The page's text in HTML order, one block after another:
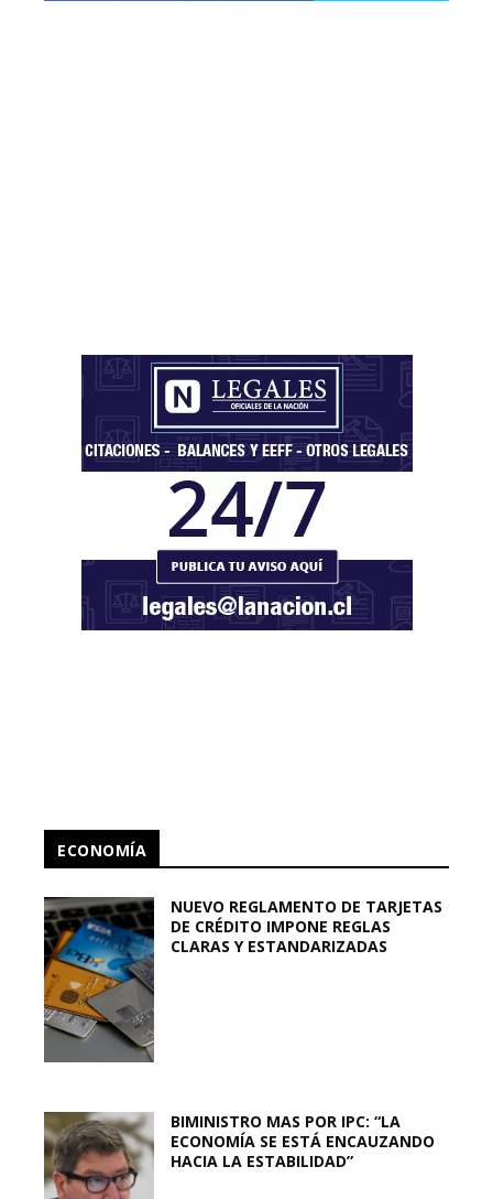
ECONOMÍA
NUEVO REGLAMENTO DE TARJETAS
DE CRÉDITO IMPONE REGLAS
CLARAS Y ESTANDARIZADAS
BIMINISTRO MAS POR IPC: “LA
ECONOMÍA SE ESTÁ ENCAUZANDO
HACIA LA ESTABILIDAD”